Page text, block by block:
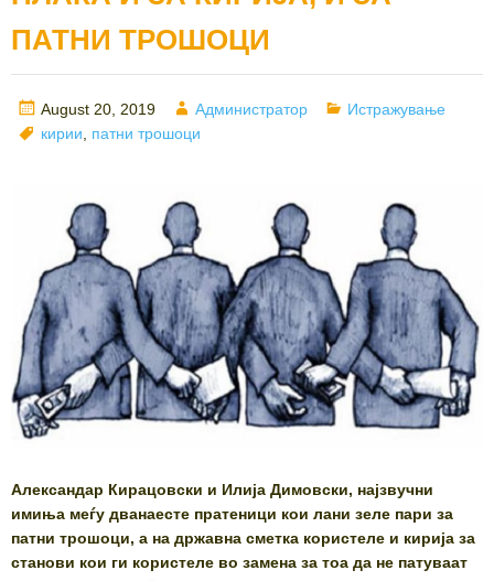
ПАТНИ ТРОШОЦИ
Posted
on
August 20, 2019 Author
Администратор Categories
Истражување
Tags
кирии патни трошоци
Александар Кирацовски и Илија Димовски, најзвучни
имиња меѓу дванаесте пратеници кои лани зеле пари за
патни трошоци, а на државна сметка користеле и кирија за
станови кои ги користеле во замена за тоа да не патуваат